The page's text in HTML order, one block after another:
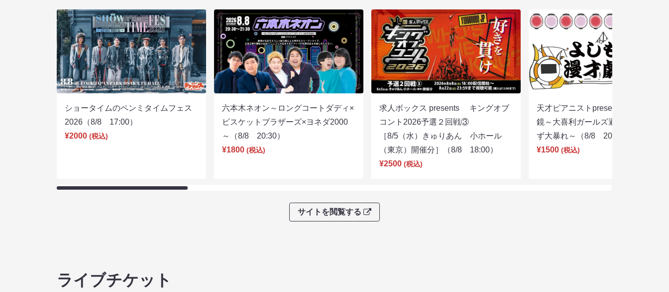
ショータイムのペンミタイムフェス
2026（8/8 17:00）
¥2000 (税込)
六本木ネオン～ロングコートダディ×
ビスケットブラザーズ×ヨネダ2000
～（8/8 20:30）
¥1800 (税込)
求人ボックス presents キングオブ
コント2026予選２回戦③
［8/5（水）きゅりあん 小ホール
（東京）開催分］（8/8 18:00）
¥2500 (税込)
天才ピアニストpresentsすっぴん眼
鏡～大喜利ガールズ避暑地を目指さ
ず大暴れ～（8/8 20:45）
¥1500 (税込)
サイトを閲覧する
ライブチケット